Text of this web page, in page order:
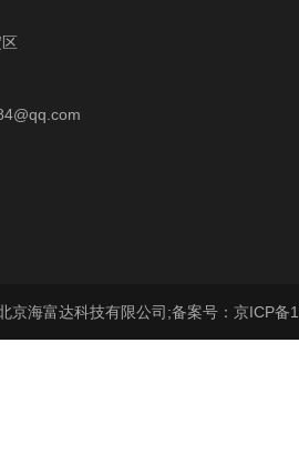
京海富达科技有限公司;备案号：京ICP备